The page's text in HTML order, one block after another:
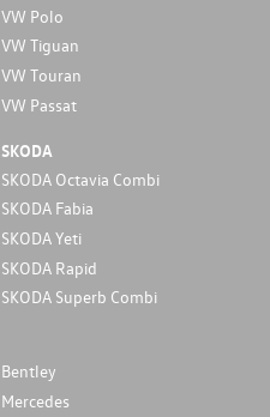
VW Polo
VW Tiguan
VW Touran
VW Passat
SKODA
SKODA Octavia Combi
SKODA Fabia
SKODA Yeti
SKODA Rapid
SKODA Superb Combi
Bentley
Mercedes